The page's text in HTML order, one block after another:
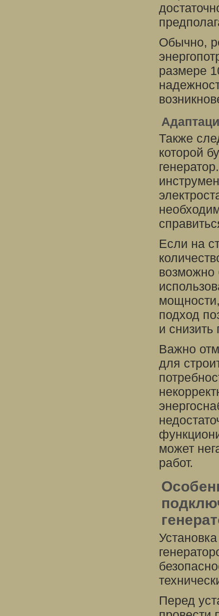
Обычно,
размере
Также
которой
Если на
подход
и снизить
Важно
для
может
работ.
Перед